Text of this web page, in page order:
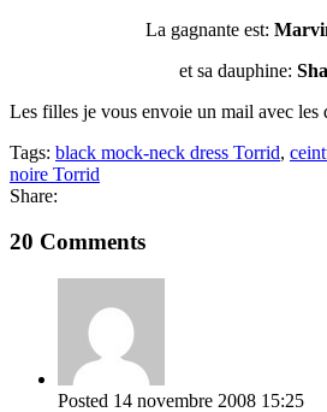
La gagnante est:
et sa dauphine:
Les filles je vous envoie un mail avec les
Tags: black mock-neck dress Torrid,
noire Torrid
Share:
20 Comments
Posted 14 novembre 2008 15:25